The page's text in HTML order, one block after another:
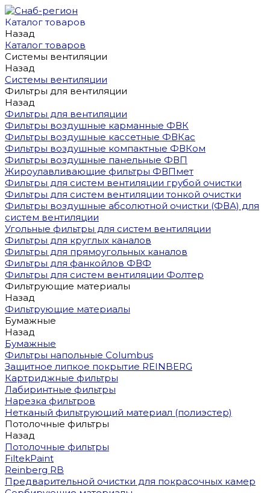
Каталог товаров
Назад
Каталог товаров
Системы вентиляции
Назад
Системы вентиляции
Фильтры для вентиляции
Назад
Фильтры для вентиляции
Фильтры воздушные карманные ФВК
Фильтры воздушные кассетные ФВКас
Фильтры воздушные компактные ФВКом
Фильтры воздушные панельные ФВП
Жироулавливающие фильтры ФВПмет
Фильтры для систем вентиляции грубой очистки
Фильтры для систем вентиляции тонкой очистки
Фильтры воздушные абсолютной очистки (ФВА) для
систем вентиляции
Угольные фильтры для систем вентиляции
Фильтры для круглых каналов
Фильтры для прямоугольных каналов
Фильтры для фанкойлов ФВФ
Фильтры для систем вентиляции Фолтер
Фильтрующие материалы
Назад
Фильтрующие материалы
Бумажные
Назад
Бумажные
Фильтры напольные Columbus
Защитное липкое покрытие REINBERG
Картриджные фильтры
Лабиринтные фильтры
Нарезка фильтров
Нетканый фильтрующий материал (полиэстер)
Потолочные фильтры
Назад
Потолочные фильтры
FiltekPaint
Reinberg RB
Предварительной очистки для покрасочных камер